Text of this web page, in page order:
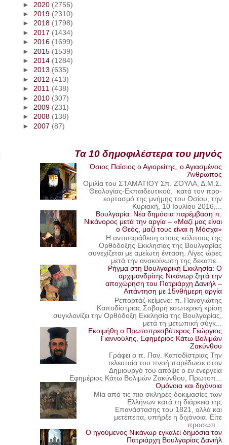
► 2020 (2756)
►2019 (2310)
►2018 (1798)
► 2017 (1434)
►2016 (1699)
► 2015 (1539)
►2014 (1284)
►2013 (635)
► 2012 (413)
►2011 (438)
► 2010 (307)
► 2009 (231)
►2008 (138)
► 2007 (87)
Τα 10 δημοφιλέστερα του μηνός
Όσιος Παΐσιος ο Αγιορείτης, ο Αγιασμένος
Άνθρωπος
Ομιλία του ΣΤΑΜΑΤΙΟΥ Σπ. ΖΟΥΛΑ, Δ.Μ.Σ.
Θεολογίας-Εκπαιδευτικού, κατά τον προ-
εορτασμό της μνήμης του Οσίου, την
Κυριακή, 10 Ιουλίου 2016,...
Βουλγαρία: Νέα δημόσια παρέμβαση π.
Νικάνορος μετά την αργία – «Μαζί μας είναι
ο Θεός, μαζί τους είναι η Μόσχα»
Η αντιπαράθεση στους κόλπους της
Ορθόδοξης Εκκλησίας της Βουλγαρίας
συνεχίζεται με αμείωτη ένταση. Λίγες ώρες
μετά την ανακοίνωση της δεκαπε...
Ρήγμα στη Βουλγαρική Εκκλησία: Ο
αρχιμανδρίτης Νικάνωρ ζητά την
αποχώρηση του Πατριάρχη Δανιήλ –
Απάντηση με 15νθήμερη αργία
Ρεπορτάζ-κείμενο: π. Παναγιώτης
Καποδίστριας Σοβαρή εσωτερική κρίση
συγκλονίζει την Ορθόδοξη Εκκλησία της Βουλγαρίας,
μετά τη μετωπική σύγκ...
Εκοιμήθη ο Πρωτοπρεσβύτερος Γεώργιος
Γιαννούλης, Εφημέριος Κάτω Βολιμών
Ζακύνθου
Γράφει ο π. Παν. Καποδίστριας Την
τελευταία του πνοή παρέδωσε στον
Δημιουργό του απόψε ο εν ενεργεία
Εφημέριος Κάτω Βολιμών Ζακύνθου, Πρωτοπ...
Ομόνοια και διχόνοια
Μία από τις πιο σκληρές δοκιμασίες των
Ελλήνων κατά τη διάρκεια της
Επανάστασης του 1821, αλλά και
μετέπειτα, υπήρξε η διχόνοια. Είτε
προσωπ...
Ο ηγούμενος Νικάνωρ εγκαλεί δημόσια τον
Πατριάρχη Βουλγαρίας Δανιήλ